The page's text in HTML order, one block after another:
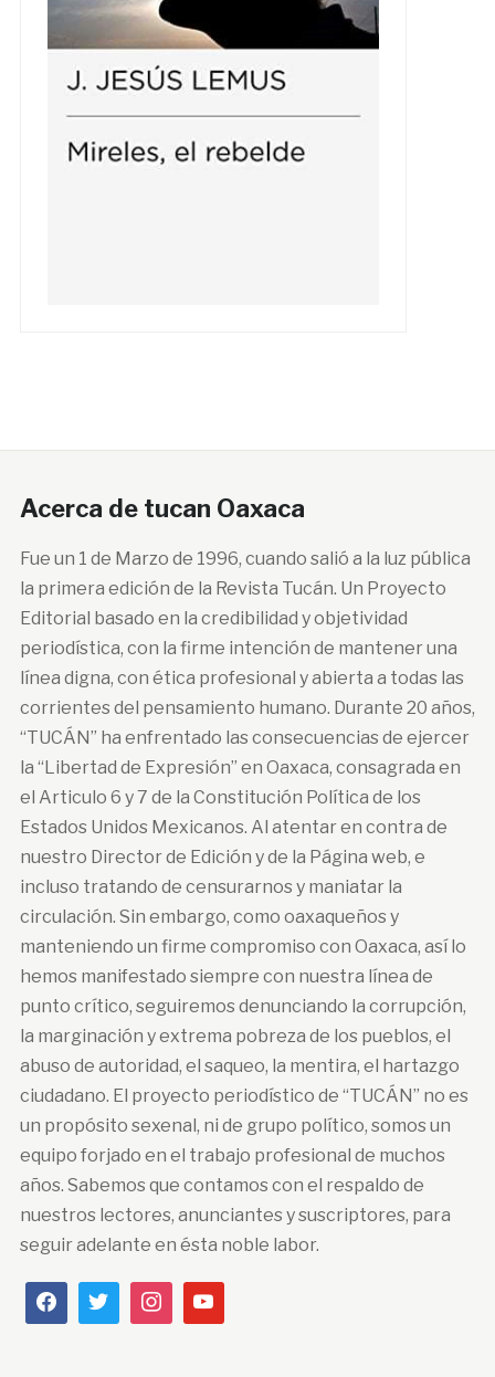
Acerca de tucan Oaxaca
Fue un 1 de Marzo de 1996, cuando salió a la luz pública
la primera edición de la Revista Tucán. Un Proyecto
Editorial basado en la credibilidad y objetividad
periodística, con la firme intención de mantener una
línea digna, con ética profesional y abierta a todas las
corrientes del pensamiento humano. Durante 20 años,
“TUCÁN” ha enfrentado las consecuencias de ejercer
la “Libertad de Expresión” en Oaxaca, consagrada en
el Articulo 6 y 7 de la Constitución Política de los
Estados Unidos Mexicanos. Al atentar en contra de
nuestro Director de Edición y de la Página web, e
incluso tratando de censurarnos y maniatar la
circulación. Sin embargo, como oaxaqueños y
manteniendo un firme compromiso con Oaxaca, así lo
hemos manifestado siempre con nuestra línea de
punto crítico, seguiremos denunciando la corrupción,
la marginación y extrema pobreza de los pueblos, el
abuso de autoridad, el saqueo, la mentira, el hartazgo
ciudadano. El proyecto periodístico de “TUCÁN” no es
un propósito sexenal, ni de grupo político, somos un
equipo forjado en el trabajo profesional de muchos
años. Sabemos que contamos con el respaldo de
nuestros lectores, anunciantes y suscriptores, para
seguir adelante en ésta noble labor.